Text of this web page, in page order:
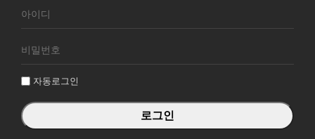
원
그
자동로그인